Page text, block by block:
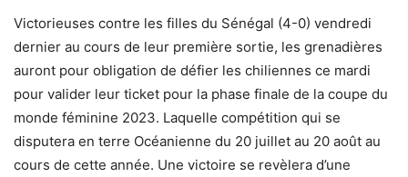
Victorieuses contre les filles du Sénégal (4-0) vendredi
dernier au cours de leur première sortie, les grenadières
auront pour obligation de défier les chiliennes ce mardi
pour valider leur ticket pour la phase finale de la coupe du
monde féminine 2023. Laquelle compétition qui se
disputera en terre Océanienne du 20 juillet au 20 août au
cours de cette année. Une victoire se revèlera d’une